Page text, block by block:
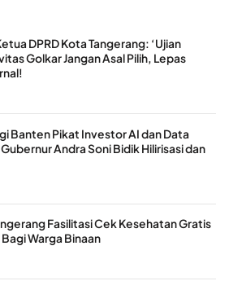
DPRD Kota Tangerang: ‘Ujian
Golkar Jangan Asal Pilih, Lepas
Banten Pikat Investor AI dan Data
Andra Soni Bidik Hilirisasi dan
Fasilitasi Cek Kesehatan Gratis
Warga Binaan